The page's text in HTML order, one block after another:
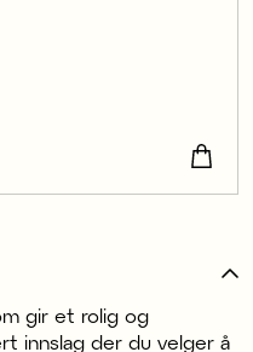
gir et rolig og
innslag der du velger å